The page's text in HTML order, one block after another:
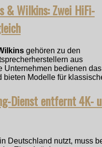
& Wilkins: Zwei HiFi-
gehören zu den
aus
Unternehmen bedienen das
bieten Modelle für
Dienst entfernt 4K-
Deutschland nutzt, muss